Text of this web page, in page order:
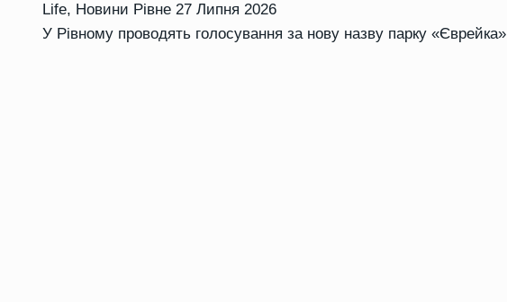
Life, Новини Рівне 27 Липня 2026
У Рівному проводять голосування за нову назву парку «Єврейка»